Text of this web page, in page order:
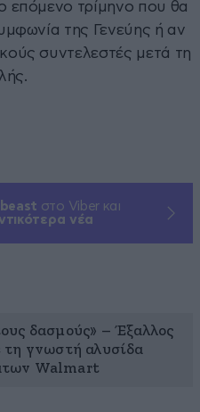
επόμενο τρίμηνο που θα
της Γενεύης ή αν
συντελεστές μετά τη
στο Viber και
νέα
δασμούς» – Έξαλλος
τη γνωστή αλυσίδα
Walmart